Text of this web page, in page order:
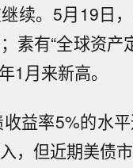
续。5月19日
素有“全球资
1月来新高。
益率5%的水
，但近期美债